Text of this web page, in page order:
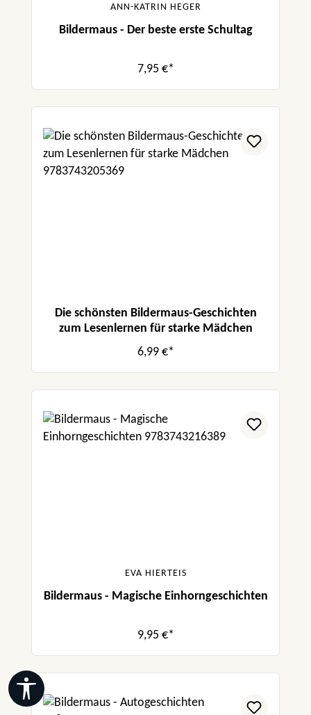
ANN-KATRIN HEGER
Bildermaus - Der beste erste Schultag
7,95 €*
Die schönsten Bildermaus-Geschichten
zum Lesenlernen für starke Mädchen
6,99 €*
EVA HIERTEIS
Bildermaus - Magische Einhorngeschichten
9,95 €*
Werkzeugleiste anzeigen